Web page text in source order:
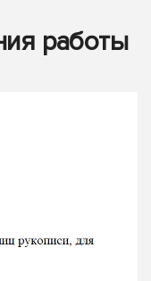
работы